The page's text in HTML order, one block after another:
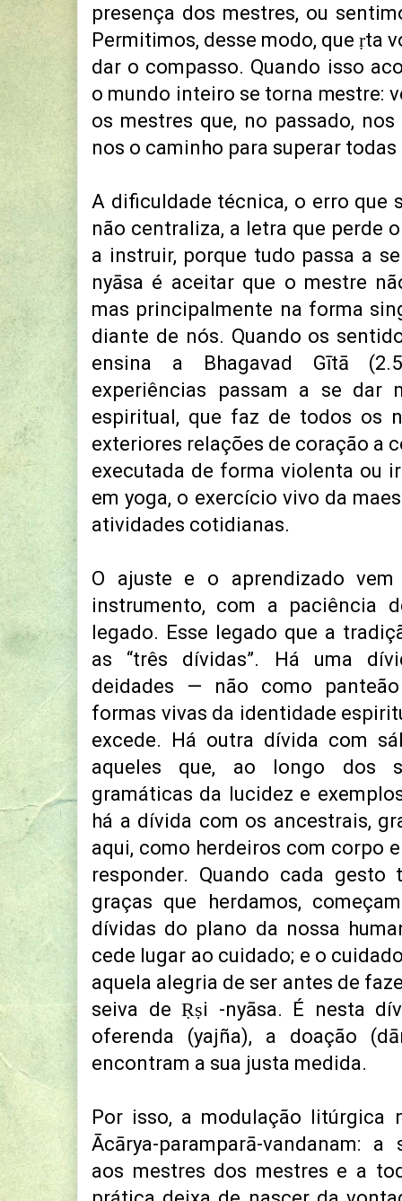
presença dos mestres, ou
Permitimos, desse modo, que ṛta
dar o compasso. Quando isso
o mundo inteiro se torna mestre:
os mestres que, no passado,
nos o caminho para superar
A dificuldade técnica, o erro que
não centraliza, a letra que perde
a instruir, porque tudo passa a
nyāsa é aceitar que o mestre
mas principalmente na forma
diante de nós. Quando os
ensina a Bhagavad Gītā
experiências passam a se dar
espiritual, que faz de todos os
exteriores relações de coração a
executada de forma violenta ou
em yoga, o exercício vivo da
atividades cotidianas.
O ajuste e o aprendizado
instrumento, com a paciência
legado. Esse legado que a
as “três dívidas”. Há uma
deidades — não como
formas vivas da identidade
excede. Há outra dívida com
aqueles que, ao longo dos
gramáticas da lucidez e
há a dívida com os ancestrais,
aqui, como herdeiros com corpo
responder. Quando cada gesto
graças que herdamos,
dívidas do plano da nossa
cede lugar ao cuidado; e o
aquela alegria de ser antes de
seiva deṚṣi -nyāsa. É nesta
oferenda (yajña), a doação
encontram a sua justa medida.
Por isso, a modulação litúrgica
Ācārya-paramparā-vandanam:
aos mestres dos mestres e a